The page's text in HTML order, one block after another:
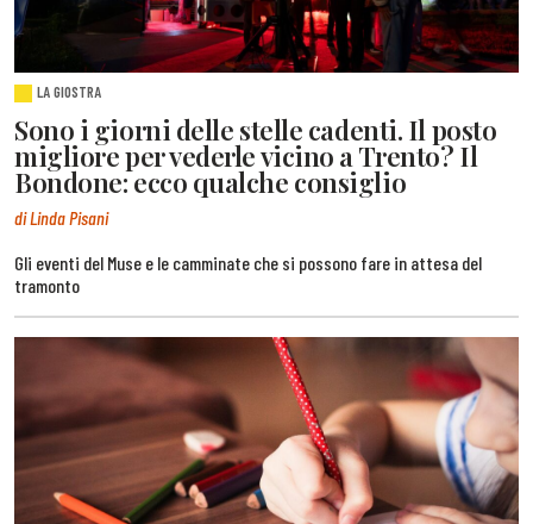
LA GIOSTRA
Sono i giorni delle stelle cadenti. Il posto
migliore per vederle vicino a Trento? Il
Bondone: ecco qualche consiglio
di Linda Pisani
Gli eventi del Muse e le camminate che si possono fare in attesa del
tramonto